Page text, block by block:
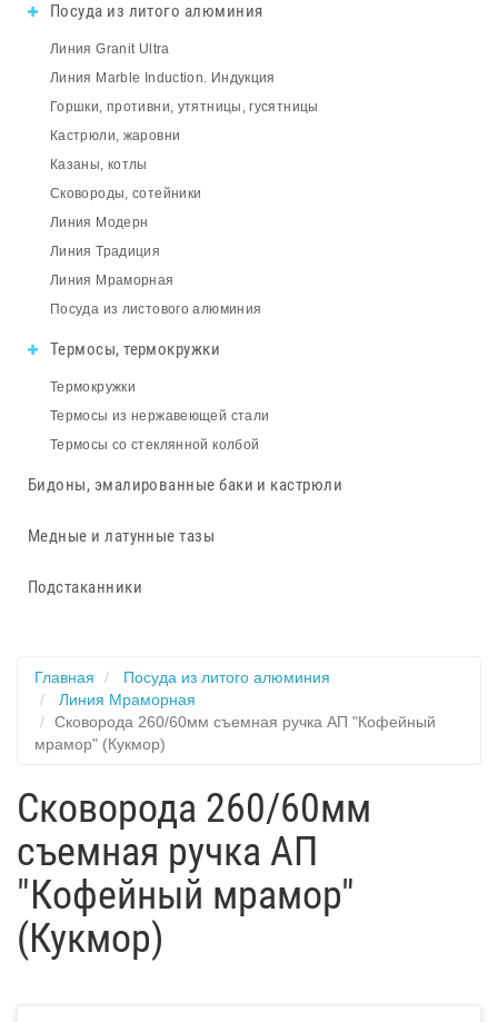
Посуда из литого алюминия
Линия Granit Ultra
Линия Marble Induction. Индукция
Горшки, противни, утятницы, гусятницы
Кастрюли, жаровни
Казаны, котлы
Сковороды, сотейники
Линия Модерн
Линия Традиция
Линия Мраморная
Посуда из листового алюминия
Термосы, термокружки
Термокружки
Термосы из нержавеющей стали
Термосы со стеклянной колбой
Бидоны, эмалированные баки и кастрюли
Медные и латунные тазы
Подстаканники
Главная
Посуда из литого алюминия
Линия Мраморная
Сковорода 260/60мм съемная ручка АП "Кофейный
мрамор" (Кукмор)
Сковорода 260/60мм
съемная ручка АП
"Кофейный мрамор"
(Кукмор)